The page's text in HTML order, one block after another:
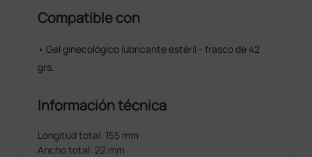
Compatible con
• Gel ginecológico lubricante estéril - frasco de 42
grs.
Información técnica
Longitud total: 155 mm
Ancho total: 22 mm